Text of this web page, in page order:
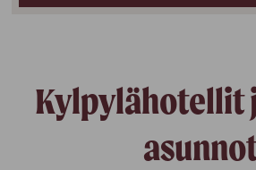
Kylpylähotellit